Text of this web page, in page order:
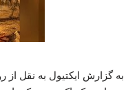
به گزارش ایکتیول به نقل